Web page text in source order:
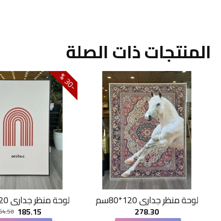
المنتجات ذات الصلة
لوحة منظر جداري 120*80سم
278.30
-
3
0
%
لوحة منظر جداري 120*80سم
185.15